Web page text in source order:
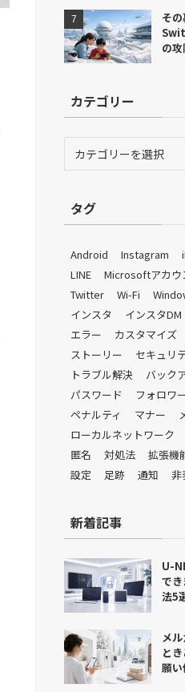
そ
の
カテゴリー
ータグ
Android Instagram
LINE
Microsoftアカウ
Twitter
Wi-Fi
インスタ
インスタDM
エラー
カスタマイズ
ストーリー
セキュリ
トラブル解決
バック
パスワード
フォロワ
ペナルティ
マナー
ローカルネットワーク
匿名
対処法 拡張機
設定
足跡 通知 非
新着記事
U-
で
法5
メ
と
願